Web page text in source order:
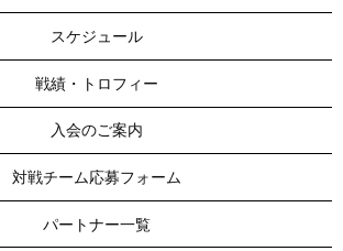
スケジュール
戦績・トロフィー
入会のご案内
対戦チーム応募フォーム
パートナー一覧